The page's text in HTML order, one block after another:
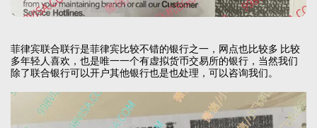
菲律宾联合联行是菲律宾比较不错的银行之一，网点也比较多 比较
多年轻人喜欢，也是唯一一个有虚拟货币交易所的银行，当然我们
除了联合银行可以开户其他银行也是也处理，可以咨询我们。